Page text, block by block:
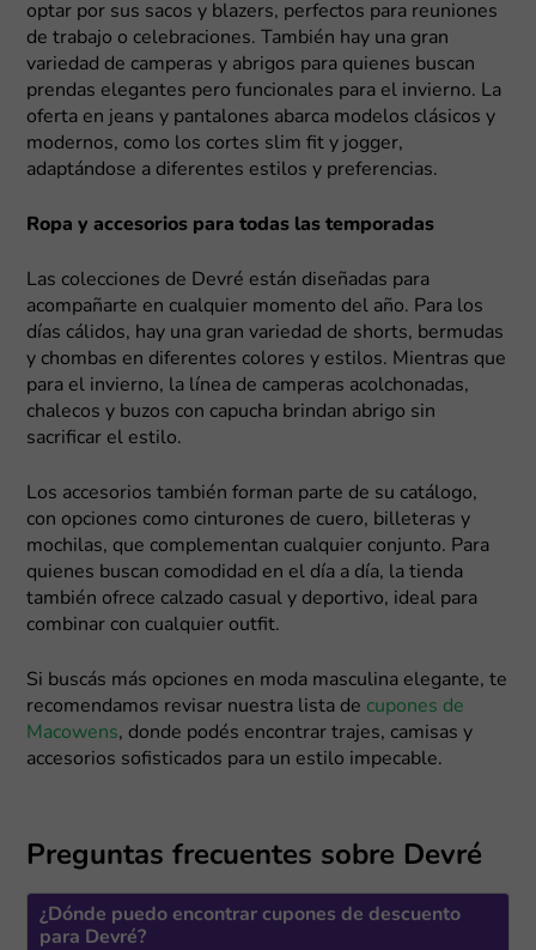
optar por sus sacos y blazers, perfectos para reuniones
de trabajo o celebraciones. También hay una gran
variedad de camperas y abrigos para quienes buscan
prendas elegantes pero funcionales para el invierno. La
oferta en jeans y pantalones abarca modelos clásicos y
modernos, como los cortes slim fit y jogger,
adaptándose a diferentes estilos y preferencias.
Ropa y accesorios para todas las temporadas
Las colecciones de Devré están diseñadas para
acompañarte en cualquier momento del año. Para los
días cálidos, hay una gran variedad de shorts, bermudas
y chombas en diferentes colores y estilos. Mientras que
para el invierno, la línea de camperas acolchonadas,
chalecos y buzos con capucha brindan abrigo sin
sacrificar el estilo.
Los accesorios también forman parte de su catálogo,
con opciones como cinturones de cuero, billeteras y
mochilas, que complementan cualquier conjunto. Para
quienes buscan comodidad en el día a día, la tienda
también ofrece calzado casual y deportivo, ideal para
combinar con cualquier outfit.
Si buscás más opciones en moda masculina elegante, te
recomendamos revisar nuestra lista de cupones de
Macowens, donde podés encontrar trajes, camisas y
accesorios sofisticados para un estilo impecable.
Preguntas frecuentes sobre Devré
¿Dónde puedo encontrar cupones de descuento
para Devré?